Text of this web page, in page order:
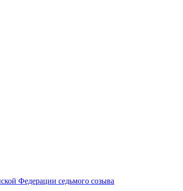
Федерации седьмого созыва